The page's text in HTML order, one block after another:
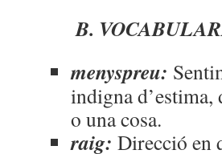
B.
menyspreu:
indigna d’estima,
o una cosa.
raig: Direcció en